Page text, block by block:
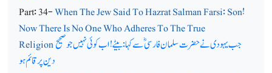
Part: 34-When The Jew Said To Hazrat Salman Farsi: Son!
Now There Is No One Who Adheres To The True
Religionجب یہودی نے حضرت سلمان فارسیؓ سے کہا: بیٹے!اب کوئی نہیں جوصحیح
دین پرقائم ہو